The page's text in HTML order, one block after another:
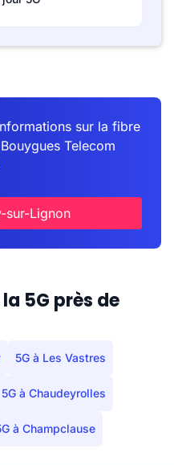
sur la fibre
Telecom
sur-Lignon
5G près de
5G à Les Vastres
5G à Chaudeyrolles
à Champclause